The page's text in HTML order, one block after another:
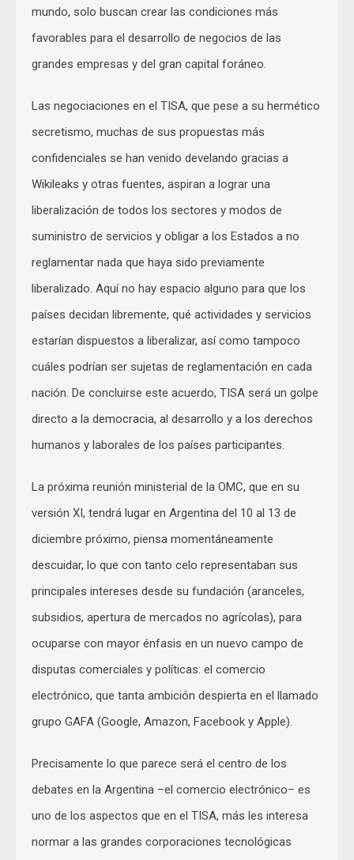
mundo, solo buscan crear las condiciones más
favorables para el desarrollo de negocios de las
grandes empresas y del gran capital foráneo.
Las negociaciones en el TISA, que pese a su hermético
secretismo, muchas de sus propuestas más
confidenciales se han venido develando gracias a
Wikileaks y otras fuentes, aspiran a lograr una
liberalización de todos los sectores y modos de
suministro de servicios y obligar a los Estados a no
reglamentar nada que haya sido previamente
liberalizado. Aquí no hay espacio alguno para que los
países decidan libremente, qué actividades y servicios
estarían dispuestos a liberalizar, así como tampoco
cuáles podrían ser sujetas de reglamentación en cada
nación. De concluirse este acuerdo, TISA será un golpe
directo a la democracia, al desarrollo y a los derechos
humanos y laborales de los países participantes.
La próxima reunión ministerial de la OMC, que en su
versión XI, tendrá lugar en Argentina del 10 al 13 de
diciembre próximo, piensa momentáneamente
descuidar, lo que con tanto celo representaban sus
principales intereses desde su fundación (aranceles,
subsidios, apertura de mercados no agrícolas), para
ocuparse con mayor énfasis en un nuevo campo de
disputas comerciales y políticas: el comercio
electrónico, que tanta ambición despierta en el llamado
grupo GAFA (Google, Amazon, Facebook y Apple).
Precisamente lo que parece será el centro de los
debates en la Argentina –el comercio electrónico– es
uno de los aspectos que en el TISA, más les interesa
normar a las grandes corporaciones tecnológicas